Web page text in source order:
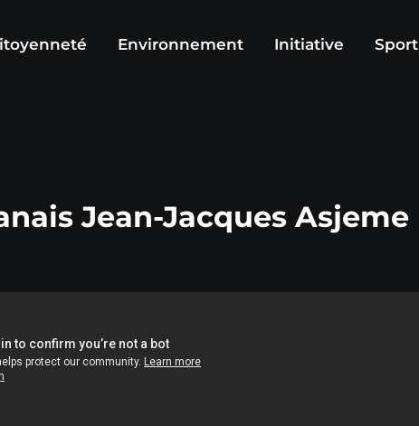
Environnement Initiative Sport
Jean-Jacques Asjeme